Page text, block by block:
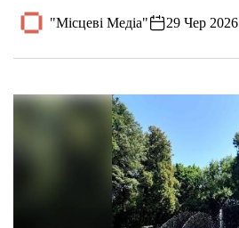
"Місцеві Медіа" 29 Чер